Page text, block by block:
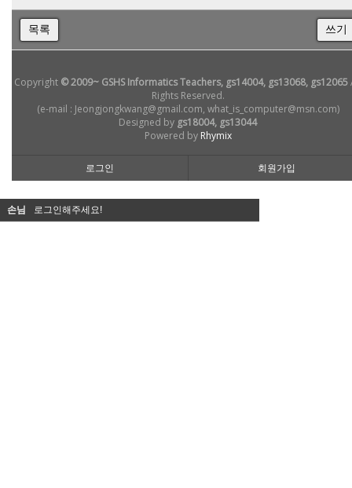
목록 쓰기
Copyright © 2009~ GSHS Informatics Teachers, gs14004, gs13068, gs12065
Rights Reserved.
(e-mail : Jeongjongkwang@gmail.com, what_is_computer@msn.com)
Designed by gs18004, gs13044
Powered by Rhymix
로그인 회원가입
손님 로그인해주세요!